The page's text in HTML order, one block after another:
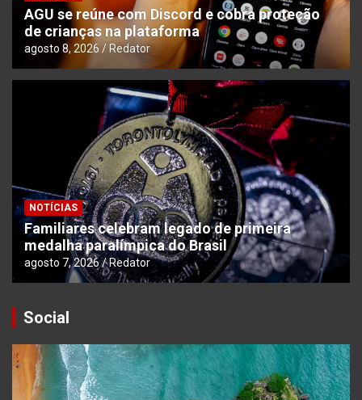
AGU se reúne com Discord e cobra proteção
de crianças na plataforma
agosto 8, 2026 Redator
NOTÍCIAS
Familiares celebram legado de primeira
medalha paralímpica do Brasil
agosto 7, 2026 Redator
Social